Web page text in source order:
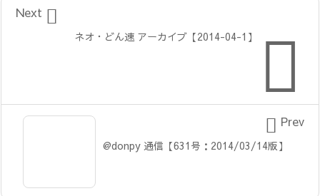

ネオ・どん速 アーカイブ【2014-04-1】

Next
@donpy 通信【631号：2014/03/14版】
 Prev